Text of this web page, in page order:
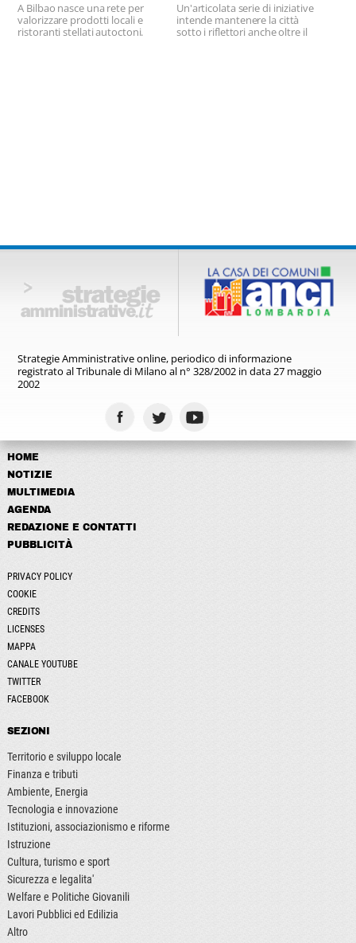
A Bilbao nasce una rete per
valorizzare prodotti locali e
ristoranti stellati autoctoni.
Un'articolata serie di iniziative
intende mantenere la città
sotto i riflettori anche oltre il
Strategie Amministrative online, periodico di informazione
registratoal Tribunale di Milano al n° 328/2002 in data 27 maggio
2002
HOME
NOTIZIE
MULTIMEDIA
AGENDA
REDAZIONE E CONTATTI
PUBBLICITÀ
PRIVACY POLICY
COOKIE
CREDITS
LICENSES
MAPPA
CANALE YOUTUBE
TWITTER
FACEBOOK
SEZIONI
Territorio e sviluppo locale
Finanza e tributi
Ambiente, Energia
Tecnologia e innovazione
Istituzioni, associazionismo e riforme
Istruzione
Cultura, turismo e sport
Sicurezza e legalita'
Welfare e Politiche Giovanili
Lavori Pubblici ed Edilizia
Altro